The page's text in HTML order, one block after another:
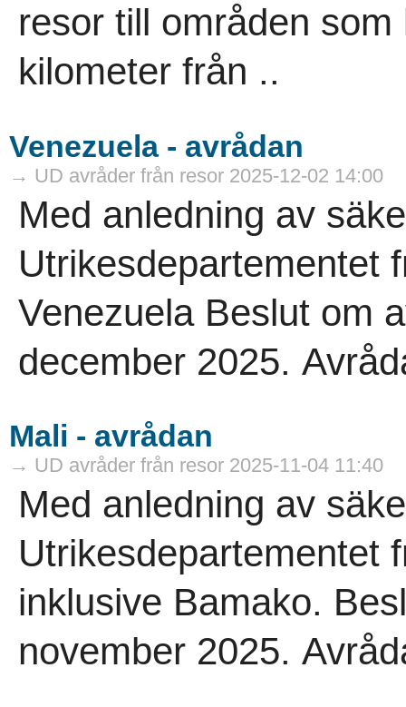
resor till områden
kilometer från ..
Venezuela - avrådan
→ UD avråder från resor 2025-12-02 14:00
Med anledning av
Utrikesdepartementet
Venezuela Beslut om
december 2025.
Mali - avrådan
→ UD avråder från resor 2025-11-04 11:40
Med anledning av
Utrikesdepartementet
inklusive Bamako.
november 2025.